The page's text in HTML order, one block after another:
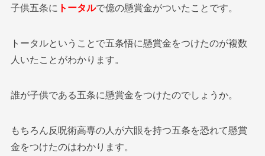
子供五条に トータルで億の懸賞金がついたことです。
トータルということで五条悟に懸賞金をつけたのが複数
人いたことがわかります。
誰が子供である五条に懸賞金をつけたのでしょうか。
もちろん反呪術高専の人が六眼を持つ五条を恐れて懸賞
金をつけたのはわかります。